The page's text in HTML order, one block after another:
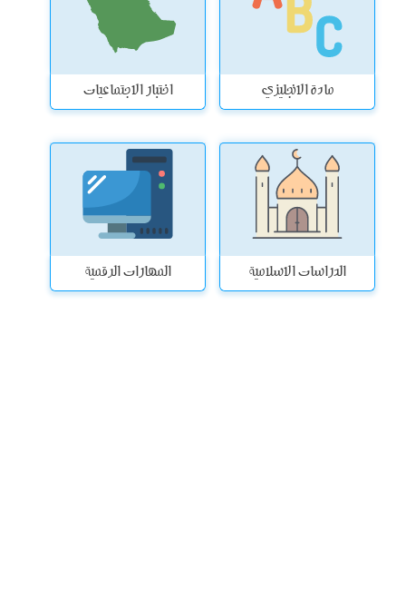
مادة الانجليزي اختبار الاجتماعيات
الدراسات الاسلامية المهارات الرقمية